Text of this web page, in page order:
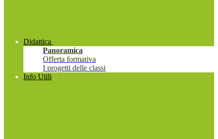
Didattica
Panoramica
Offerta formativa
I progetti delle classi
Info Utili